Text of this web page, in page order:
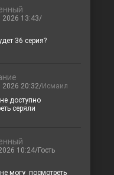
2026 13:43/
36 серия?
2026 20:32/Исмаил
доступно
серяли
10:24/Гость
могу посмотреть